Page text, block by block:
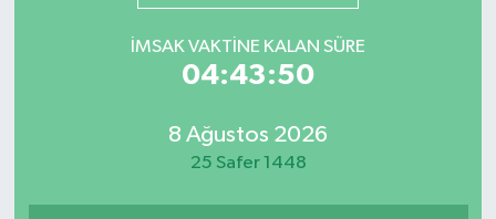
İMSAK VAKTİNE KALAN SÜRE
04:43:50
8 Ağustos 2026
25 Safer 1448